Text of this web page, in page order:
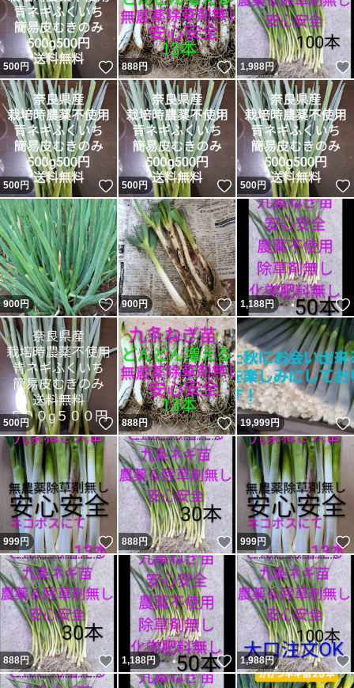
500円 いいね！
888円 いいね！
1,988円
500円 いいね！
500円 いいね！
500円
900円 いいね！
900円 いいね！
1,188円
500円 いいね！
888円 いいね！
19,999円
999円 いいね！
888円 いいね！
999円
888円 いいね！
1,188円 いいね！
1,988円